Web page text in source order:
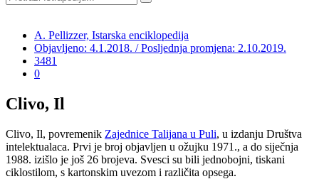
A. Pellizzer, Istarska enciklopedija
Objavljeno: 4.1.2018. / Posljednja promjena: 2.10.2019.
3481
0
Clivo, Il
Clivo, Il, povremenik Zajednice Talijana u Puli, u izdanju Društva
intelektualaca. Prvi je broj objavljen u ožujku 1971., a do siječnja
1988. izišlo je još 26 brojeva. Svesci su bili jednobojni, tiskani
ciklostilom, s kartonskim uvezom i različita opsega.